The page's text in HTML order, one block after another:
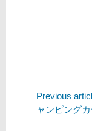
Previous
ャンピング